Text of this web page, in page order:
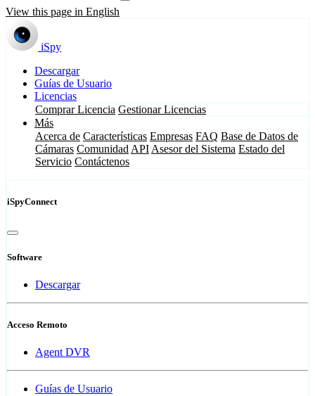
View this page in English
iSpy
Descargar
Guías de Usuario
Licencias
Comprar Licencia Gestionar Licencias
Más
Acerca de Características Empresas FAQ Base de Datos de
Cámaras Comunidad API Asesor del Sistema Estado del
Servicio Contáctenos
iSpyConnect
Software
Descargar
Acceso Remoto
Agent DVR
Guías de Usuario